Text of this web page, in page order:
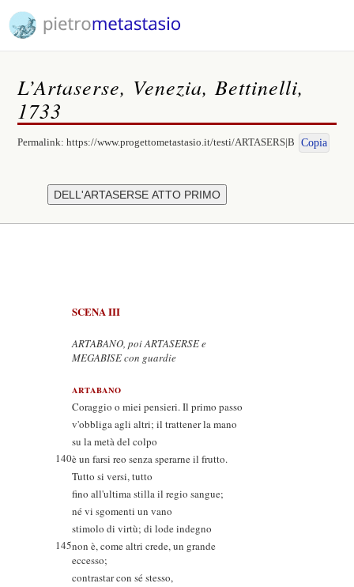
L’Artaserse, Venezia, Bettinelli,
1733
Permalink:https://www.progettometastasio.it/testi/ARTASERS|B Copia
SCENA III
ARTABANO, poi ARTASERSE e
MEGABISE con guardie
ARTABANO
Coraggio o miei pensieri. Il primo passo
v'obbliga agli altri; il trattener la mano
su la metà del colpo
140è un farsi reo senza sperarne il frutto.
Tutto si versi, tutto
fino all'ultima stilla il regio sangue;
né vi sgomenti un vano
stimolo di virtù; di lode indegno
145non è, come altri crede, un grande
eccesso;
contrastar con sé stesso,